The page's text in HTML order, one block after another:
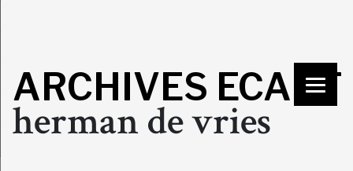
ARCHIVES ECART
herman de vries